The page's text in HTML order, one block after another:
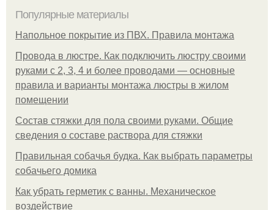
Популярные материалы
Напольное покрытие из ПВХ. Правила монтажа
Провода в люстре. Как подключить люстру своими
руками с 2, 3, 4 и более проводами — основные
правила и варианты монтажа люстры в жилом
помещении
Состав стяжки для пола своими руками. Общие
сведения о составе раствора для стяжки
Правильная собачья будка. Как выбрать параметры
собачьего домика
Как убрать герметик с ванны. Механическое
воздействие